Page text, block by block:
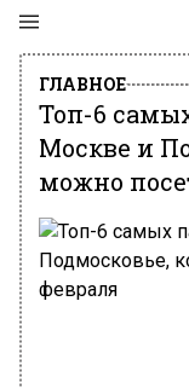
ГЛАВНОЕ
Топ-6
Москве и
можно